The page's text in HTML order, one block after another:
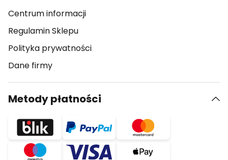
Centrum informacji
Regulamin Sklepu
Polityka prywatności
Dane firmy
Metody płatności